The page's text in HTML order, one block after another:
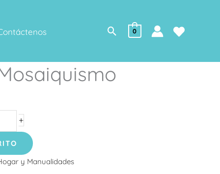
Buscar
0
+
y Manualidades